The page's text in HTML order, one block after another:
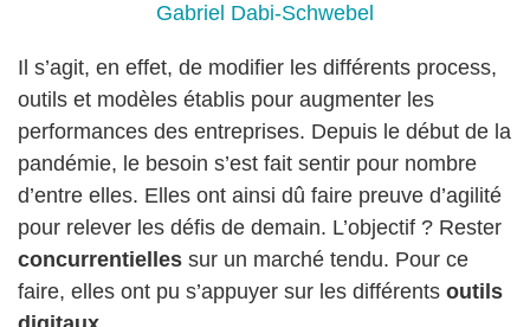
Gabriel Dabi-Schwebel
Il s’agit, en effet, de modifier les différents process,
outils et modèles établis pour augmenter les
performances des entreprises. Depuis le début de la
pandémie, le besoin s’est fait sentir pour nombre
d’entre elles. Elles ont ainsi dû faire preuve d’agilité
pour relever les défis de demain. L’objectif ? Rester
concurrentielles sur un marché tendu. Pour ce
faire, elles ont pu s’appuyer sur les différents outils